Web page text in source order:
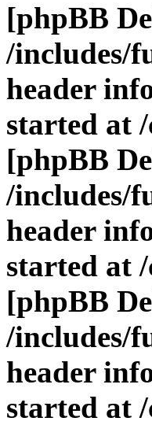
[phpBB
/includes/
header
started at
[phpBB
/includes/
header
started at
[phpBB
/includes/
header
started at